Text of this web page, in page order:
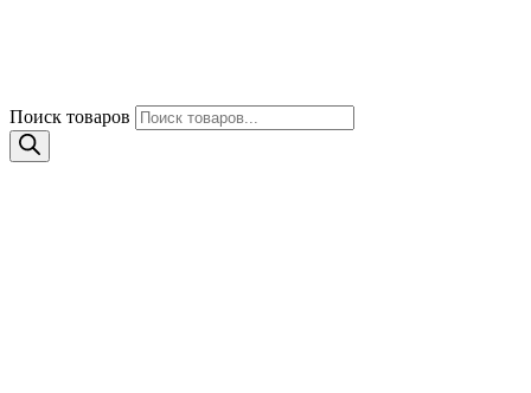
Поиск товаров